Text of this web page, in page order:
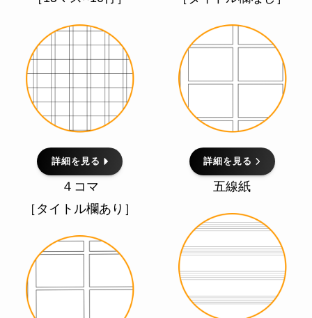
詳細を見る 詳細を見る
４コマ
［タイトル欄あり］
五線紙